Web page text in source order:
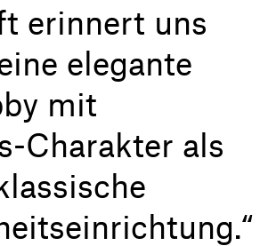
erinnert uns
elegante
mit
Charakter als